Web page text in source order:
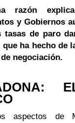
razón
y Gobiernos
tasas de paro
que ha hecho de
negociación.
aspectos de